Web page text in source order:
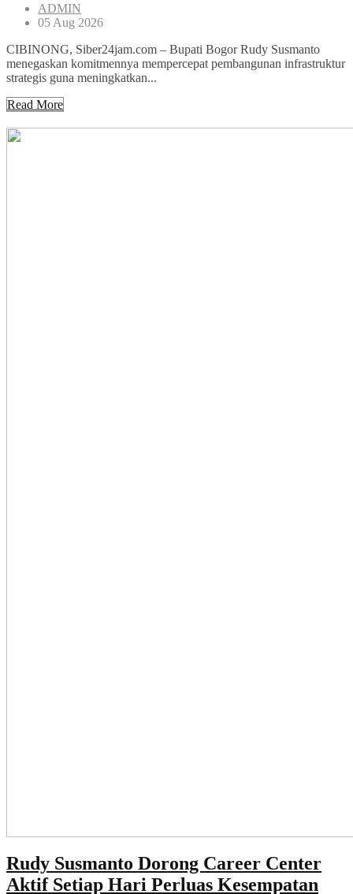
ADMIN
05 Aug 2026
CIBINONG, Siber24jam.com – Bupati Bogor Rudy Susmanto
menegaskan komitmennya mempercepat pembangunan infrastruktur
strategis guna meningkatkan...
Read More
Rudy Susmanto Dorong Career Center
Aktif Setiap Hari Perluas Kesempatan